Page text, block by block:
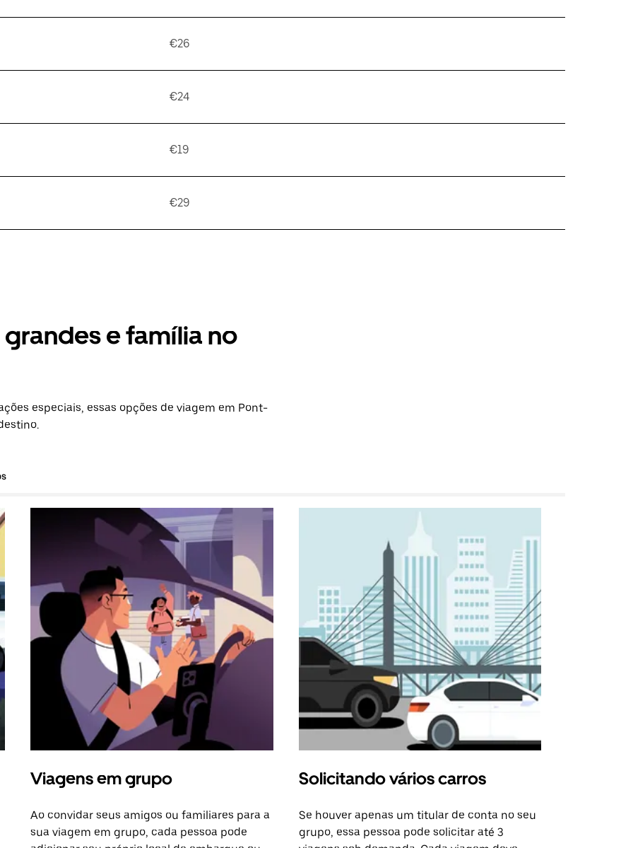
€26
€24
€19
€29
e família no
especiais, essas opções de viagem em Pont-
Viagens em grupo
Ao convidar seus amigos ou familiares para a
sua viagem em grupo, cada pessoa pode
Solicitando vários carros
Se houver apenas um titular de conta no seu
grupo, essa pessoa pode solicitar até 3